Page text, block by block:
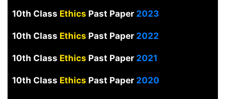
10th Class Ethics Past Paper2023
10th Class Ethics Past Paper 2022
10th Class Ethics Past Paper 2021
10th Class Ethics Past Paper2020